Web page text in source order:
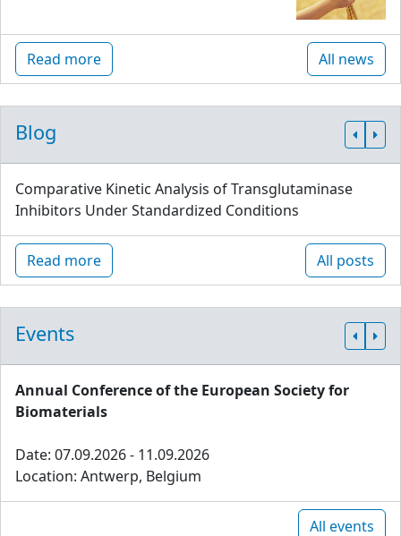
Read more All news
Blog
Comparative Kinetic Analysis of Transglutaminase
Inhibitors Under Standardized Conditions
Read more All posts
Events
Annual Conference of the European Society for
Biomaterials
Date: 07.09.2026 - 11.09.2026
Location: Antwerp, Belgium
All events